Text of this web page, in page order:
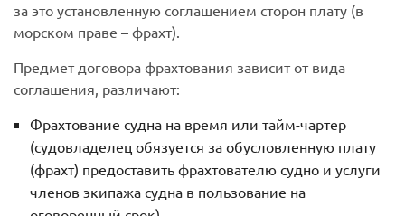
за это установленную соглашением сторон плату (в
морском праве – фрахт).
Предмет договора фрахтования зависит от вида
соглашения, различают:
Фрахтование судна на время или тайм-чартер
(судовладелец обязуется за обусловленную плату
(фрахт) предоставить фрахтователю судно и услуги
членов экипажа судна в пользование на